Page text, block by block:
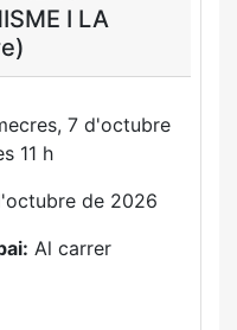
I LA
7 d'octubre
11 h
de 2026
Al carrer